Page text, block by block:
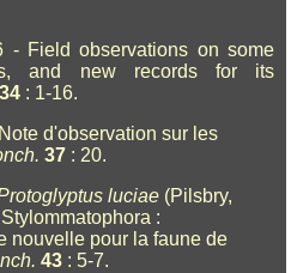
- Field observations on some
and new records for its
34 : 1-16.
d'observation sur les
37 : 20.
luciae (Pilsbry,
:
nouvelle pour la faune de
43 : 5-7.